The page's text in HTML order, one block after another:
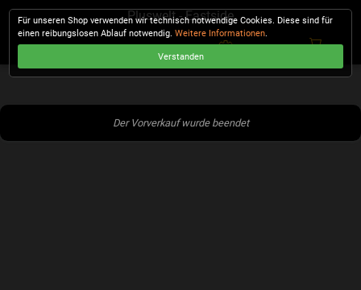
Pluswelt - Eastside
Der Vorverkauf wurde beendet
Für unseren Shop verwenden wir technisch notwendige Cookies. Diese sind für
einen reibungslosen Ablauf notwendig.Weitere Informationen.
Verstanden